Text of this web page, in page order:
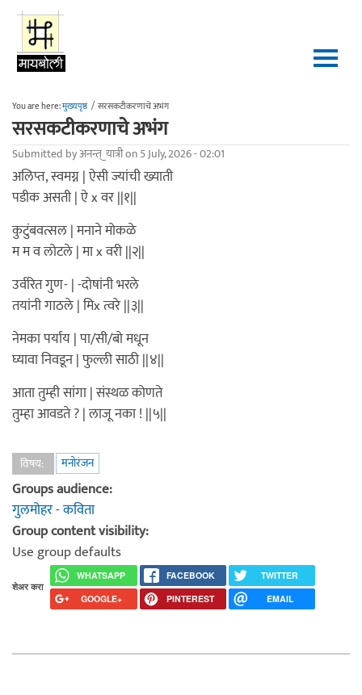
Skip to main content
You are here:मुख्यपृष्ठ / सरसकटीकरणाचे अभंग
सरसकटीकरणाचे अभंग
Submitted byअनन्त्_यात्रीon 5 July, 2026 - 02:01
अलिप्त, स्वमग्न | ऐसी ज्यांची ख्याती
पडीक असती | ऐ x वर ||१||
कुटुंबवत्सल | मनाने मोकळे
म म व लोटले | मा x वरी ||२||
उर्वरित गुण- | -दोषांनी भरले
तयांनी गाठले | मिx त्वरे ||३||
नेमका पर्याय | पा/सी/बो मधून
घ्यावा निवडून | फुल्ली साठी ||४||
आता तुम्ही सांगा | संस्थळ कोणते
तुम्हा आवडते ? | लाजू नका ! ||५||
विषय: मनोरंजन
Groups audience:
गुलमोहर - कविता
Group content visibility:
Use group defaults
शेअर करा
WHATSAPP FACEBOOK
TWITTER
GOOGLE+
PINTEREST EMAIL